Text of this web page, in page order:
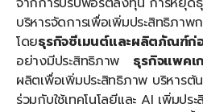
บริหารจัดการเพื่อเพิ่มประสิทธิภา
โดยธุรกิจซีเมนต์และผลิตภัณฑ์ก่
อย่างมีประสิทธิภาพ ธุรกิจแพคเ
ผลิตเพื่อเพิ่มประสิทธิภาพ บริหารต้
ร่วมกับใช้เทคโนโลยีและ AI เพิ่มป